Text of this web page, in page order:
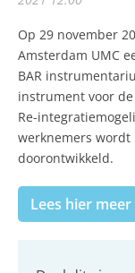
Op 29 november
Amsterdam UMC
BAR
instrument voor
Re-
werknemers
doorontwikkeld.
Lees hier meer